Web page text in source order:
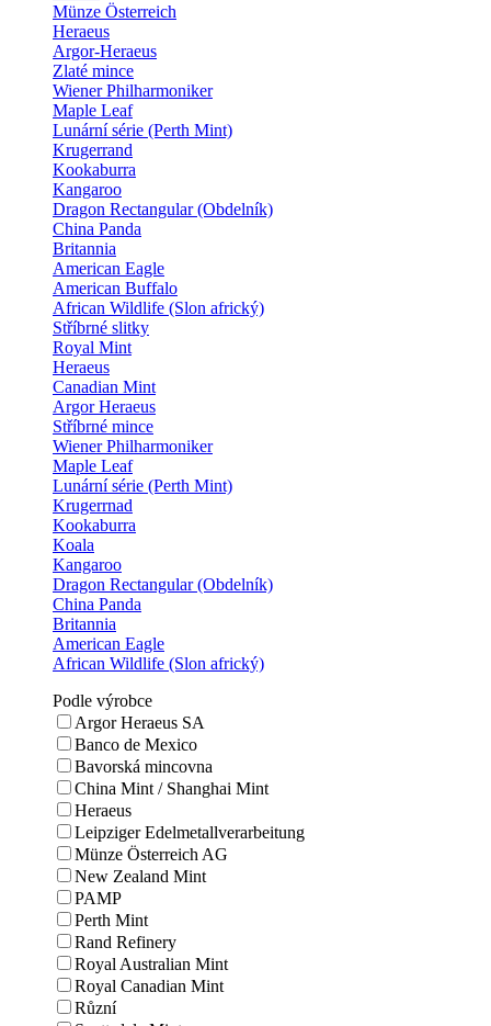
Münze Österreich
Heraeus
Argor-Heraeus
Zlaté mince
Wiener Philharmoniker
Maple Leaf
Lunární série (Perth Mint)
Krugerrand
Kookaburra
Kangaroo
Dragon Rectangular (Obdelník)
China Panda
Britannia
American Eagle
American Buffalo
African Wildlife (Slon africký)
Stříbrné slitky
Royal Mint
Heraeus
Canadian Mint
Argor Heraeus
Stříbrné mince
Wiener Philharmoniker
Maple Leaf
Lunární série (Perth Mint)
Krugerrnad
Kookaburra
Koala
Kangaroo
Dragon Rectangular (Obdelník)
China Panda
Britannia
American Eagle
African Wildlife (Slon africký)
Podle výrobce
Argor Heraeus SA
Banco de Mexico
Bavorská mincovna
China Mint / Shanghai Mint
Heraeus
Leipziger Edelmetallverarbeitung
Münze Österreich AG
New Zealand Mint
PAMP
Perth Mint
Rand Refinery
Royal Australian Mint
Royal Canadian Mint
Různí